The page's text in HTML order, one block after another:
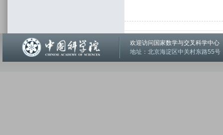
欢迎访问国家数学与交叉科学中
地址：北京海淀区中关村东路55